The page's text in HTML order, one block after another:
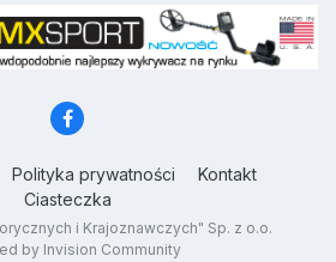
Polityka prywatności
Kontakt
Ciasteczka
i Krajoznawczych" Sp. z o.o.
by Invision Community